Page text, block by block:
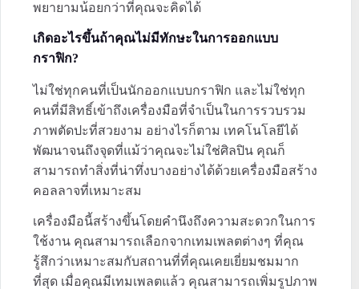
พยายามน้อยกว่าที่คุณจะคิดได้
เกิดอะไรขึ้นถ้าคุณไม่มีทักษะในการออกแบบ
กราฟิก?
ไม่ใช่ทุกคนที่เป็นนักออกแบบกราฟิก และไม่ใช่ทุก
คนที่มีสิทธิ์เข้าถึงเครื่องมือที่จำเป็นในการรวบรวม
ภาพตัดปะที่สวยงาม อย่างไรก็ตาม เทคโนโลยีได้
พัฒนาจนถึงจุดที่แม้ว่าคุณจะไม่ใช่ศิลปิน คุณก็
สามารถทำสิ่งที่น่าทึ่งบางอย่างได้ด้วยเครื่องมือสร้าง
คอลลาจที่เหมาะสม
เครื่องมือนี้สร้างขึ้นโดยคำนึงถึงความสะดวกในการ
ใช้งาน คุณสามารถเลือกจากเทมเพลตต่างๆ ที่คุณ
รู้สึกว่าเหมาะสมกับสถานที่ที่คุณเคยเยี่ยมชมมาก
ที่สุด เมื่อคุณมีเทมเพลตแล้ว คุณสามารถเพิ่มรูปภาพ